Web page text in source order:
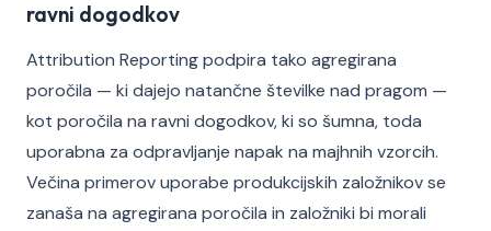
ravni dogodkov
Attribution Reporting podpira tako agregirana
poročila — ki dajejo natančne številke nad pragom —
kot poročila na ravni dogodkov, ki so šumna, toda
uporabna za odpravljanje napak na majhnih vzorcih.
Večina primerov uporabe produkcijskih založnikov se
zanaša na agregirana poročila in založniki bi morali